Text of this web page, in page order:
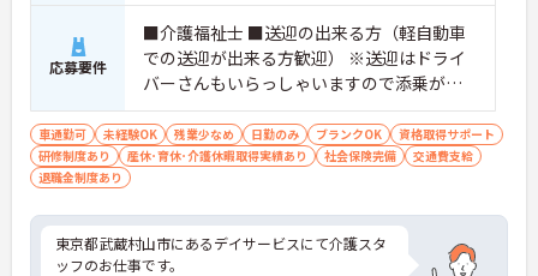
応募要件
■介護福祉士 ■送迎の出来る方（軽自動車
での送迎が出来る方歓迎） ※送迎はドライ
バーさんもいらっしゃいますので添乗がで
きれば◯！ ■ブランク可
車通勤可 未経験OK 残業少なめ 日勤のみ ブランクOK
資格取得サポート
研修制度あり
産休･育休･介護休暇取得実績あり 社会保険完備
交通費支給
退職金制度あり
東京都武蔵村山市にあるデイサービスにて介護スタ
ッフのお仕事です。